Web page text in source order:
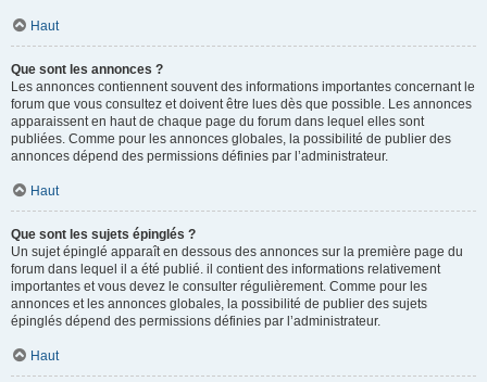
Haut
Que sont les annonces ?
Les annonces contiennent souvent des informations importantes concernant le
forum que vous consultez et doivent être lues dès que possible. Les annonces
apparaissent en haut de chaque page du forum dans lequel elles sont
publiées. Comme pour les annonces globales, la possibilité de publier des
annonces dépend des permissions définies par l’administrateur.
Haut
Que sont les sujets épinglés ?
Un sujet épinglé apparaît en dessous des annonces sur la première page du
forum dans lequel il a été publié. il contient des informations relativement
importantes et vous devez le consulter régulièrement. Comme pour les
annonces et les annonces globales, la possibilité de publier des sujets
épinglés dépend des permissions définies par l’administrateur.
Haut